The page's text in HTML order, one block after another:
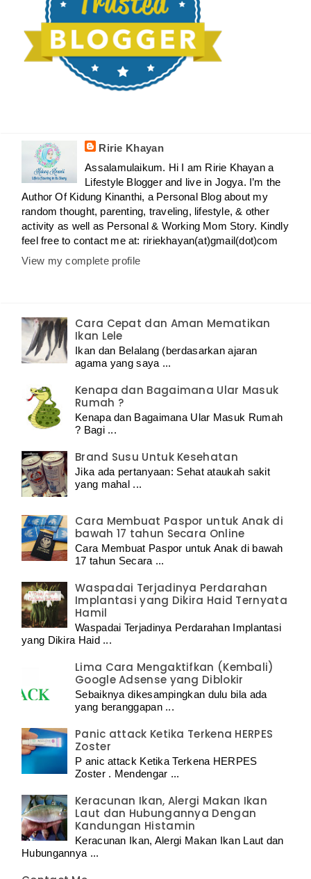
Ririe Khayan
Assalamulaikum. Hi I am Ririe Khayan a
Lifestyle Blogger and live in Jogya. I’m the
Author Of Kidung Kinanthi, a Personal Blog about my
random thought, parenting, traveling, lifestyle, & other
activity as well as Personal & Working Mom Story. Kindly
feel free to contact me at: ririekhayan(at)gmail(dot)com
View my complete profile
Cara Cepat dan Aman Mematikan
Ikan Lele
Ikan dan Belalang (berdasarkan ajaran
agama yang saya ...
Kenapa dan Bagaimana Ular Masuk
Rumah ?
Kenapa dan Bagaimana Ular Masuk Rumah
? Bagi ...
Brand Susu Untuk Kesehatan
Jika ada pertanyaan: Sehat ataukah sakit
yang mahal ...
Cara Membuat Paspor untuk Anak di
bawah 17 tahun Secara Online
Cara Membuat Paspor untuk Anak di bawah
17 tahun Secara ...
Waspadai Terjadinya Perdarahan
Implantasi yang Dikira Haid Ternyata
Hamil
Waspadai Terjadinya Perdarahan Implantasi
yang Dikira Haid ...
Lima Cara Mengaktifkan (Kembali)
Google Adsense yang Diblokir
Sebaiknya dikesampingkan dulu bila ada
yang beranggapan ...
Panic attack Ketika Terkena HERPES
Zoster
P anic attack Ketika Terkena HERPES
Zoster . Mendengar ...
Keracunan Ikan, Alergi Makan Ikan
Laut dan Hubungannya Dengan
Kandungan Histamin
Keracunan Ikan, Alergi Makan Ikan Laut dan
Hubungannya ...